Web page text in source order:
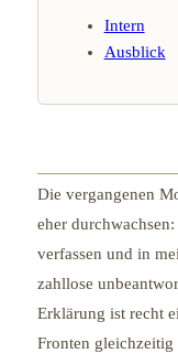
Intern
Ausblick
Die vergangenen
eher
verfassen und in
zahllose
Erklärung ist recht
Fronten